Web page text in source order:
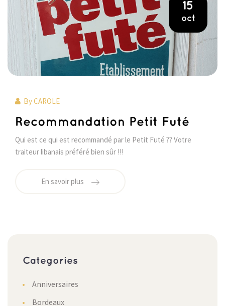
15
oct
ByCAROLE
Recommandation Petit Futé
Qui est ce qui est recommandé par le Petit Futé ?? Votre
traiteur libanais préféré bien sûr !!!
En savoir plus
Categories
Anniversaires
Bordeaux